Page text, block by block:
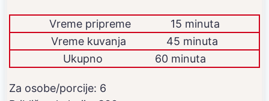
Vreme pripreme
15 minuta
Vreme kuvanja
45 minuta
Ukupno
60 minuta
Za osobe/porcije: 6